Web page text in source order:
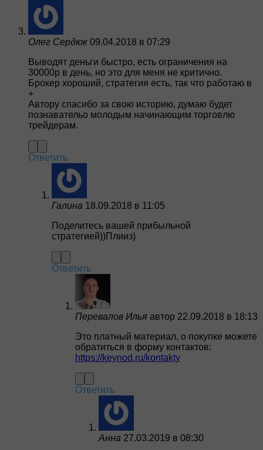
Олег Сердюк 09.04.2018 в 07:29
Выводят деньги быстро, есть ограничения на
30000р в день, но это для меня не критично.
Брокер хороший, стратегия есть, так что работаю в
+
Автору спасибо за свою историю, думаю будет
познавательо молодым начинающим торговлю
трейдерам.
Ответить
Галина 18.09.2018 в 11:05
Поделитесь вашей прибыльной
стратегией))Плииз)
Ответить
Перевалов Илья автор 22.09.2018 в 18:13
Это платный материал, о покупке можете
обратиться в форму контактов:
https://keynod.ru/kontakty
Ответить
Анна 27.03.2019 в 08:30